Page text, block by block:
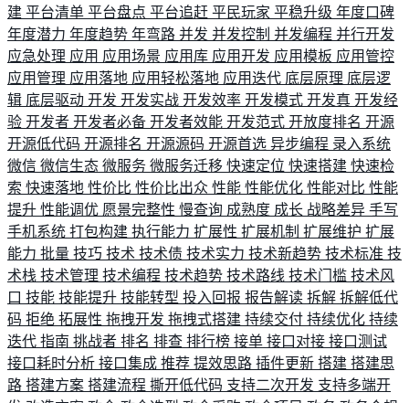
建 平台清单 平台盘点 平台追赶 平民玩家 平稳升级 年度口碑
年度潜力 年度趋势 年弯路 并发 并发控制 并发编程 并行开发
应急处理 应用 应用场景 应用库 应用开发 应用模板 应用管控
应用管理 应用落地 应用轻松落地 应用迭代 底层原理 底层逻
辑 底层驱动 开发 开发实战 开发效率 开发模式 开发真 开发经
验 开发者 开发者必备 开发者效能 开发范式 开放度排名 开源
开源低代码 开源排名 开源源码 开源首选 异步编程 录入系统
微信 微信生态 微服务 微服务迁移 快速定位 快速搭建 快速检
索 快速落地 性价比 性价比出众 性能 性能优化 性能对比 性能
提升 性能调优 愿景完整性 慢查询 成熟度 成长 战略差异 手写
手机系统 打包构建 执行能力 扩展性 扩展机制 扩展维护 扩展
能力 批量 技巧 技术 技术债 技术实力 技术新趋势 技术标准 技
术栈 技术管理 技术编程 技术趋势 技术路线 技术门槛 技术风
口 技能 技能提升 技能转型 投入回报 报告解读 拆解 拆解低代
码 拒绝 拓展性 拖拽开发 拖拽式搭建 持续交付 持续优化 持续
迭代 指南 挑战者 排名 排查 排行榜 接单 接口对接 接口测试
接口耗时分析 接口集成 推荐 提效思路 插件更新 搭建 搭建思
路 搭建方案 搭建流程 撕开低代码 支持二次开发 支持多端开